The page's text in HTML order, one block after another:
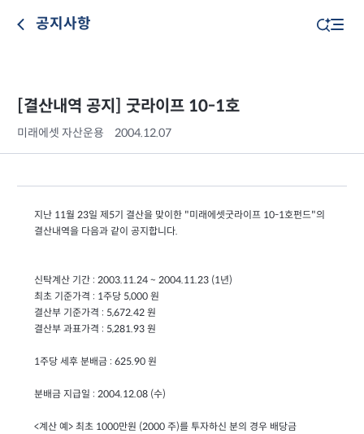
공지사항
[결산내역 공지] 굿라이프 10-1호
미래에셋 자산운용 2004.12.07
지난 11월 23일 제5기 결산을 맞이한 "미래에셋굿라이프 10-1호펀드"의
결산내역을 다음과 같이 공지합니다.
신탁계산 기간 : 2003.11.24 ~ 2004.11.23 (1년)
최초 기준가격 : 1주당 5,000 원
결산부 기준가격 : 5,672.42 원
결산부 과표가격 : 5,281.93 원
1주당 세후 분배금 : 625.90 원
분배금 지급일 : 2004.12.08 (수)
<계산 예> 최초 1000만원 (2000 주)를 투자하신 분의 경우 배당금